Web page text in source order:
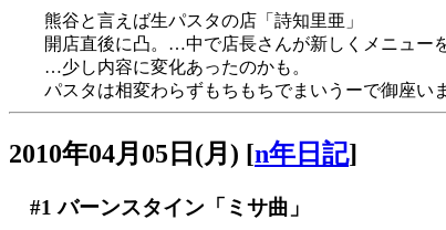
熊谷と言えば生パスタの店「詩知里亜」
開店直後に凸。…中で店長さんが新しくメニュー
…少し内容に変化あったのかも。
パスタは相変わらずもちもちでまいうーで御座い
2010年04月05日(月) [n年日記]
#1 バーンスタイン「ミサ曲」